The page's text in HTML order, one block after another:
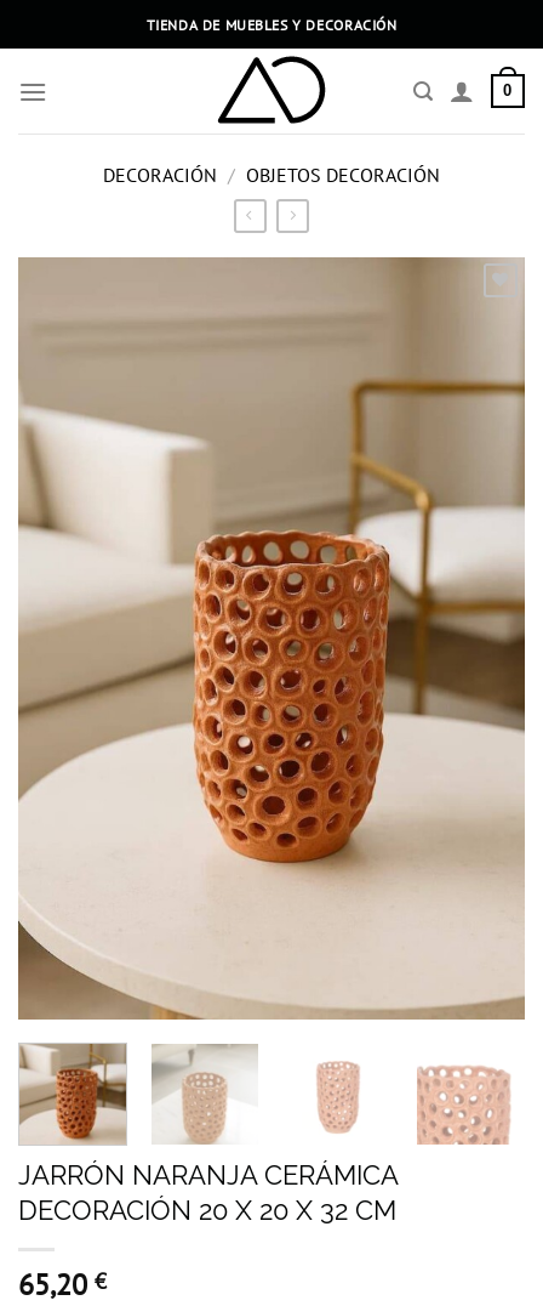
al
TIENDA DE MUEBLES Y DECORACIÓN
0
DECORACIÓN / OBJETOS DECORACIÓN
a la
lista
JARRÓN NARANJA CERÁMICA
DECORACIÓN 20 X 20 X 32 CM
65,20 €